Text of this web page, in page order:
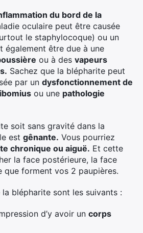
du bord de la
oculaire peut être causée
le staphylocoque) ou un
également être due à une
ou à des vapeurs
Sachez que la blépharite peut
par un dysfonctionnement de
ou une pathologie
soit sans gravité dans la
est gênante. Vous pourriez
chronique ou aiguë. Et cette
la face postérieure, la face
que forment vos 2 paupières.
la blépharite sont les suivants :
d’y avoir un corps